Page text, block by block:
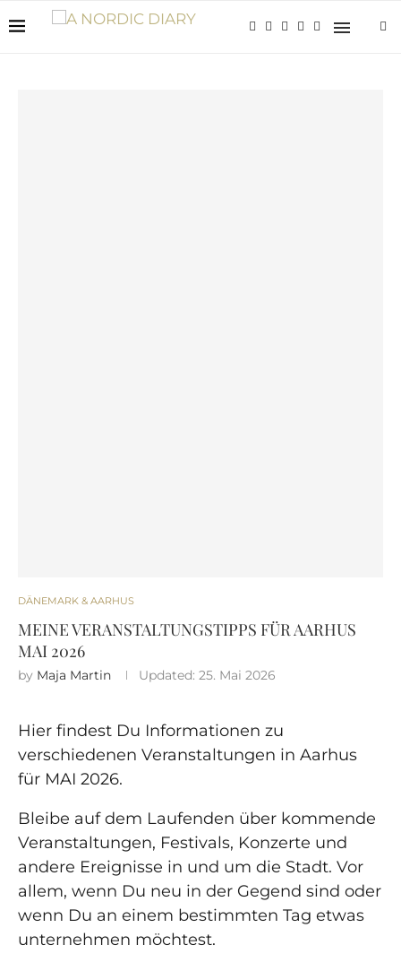
DÄNEMARK & AARHUS
MEINE VERANSTALTUNGSTIPPS FÜR AARHUS
MAI 2026
by Maja Martin Updated: 25. Mai 2026
Hier findest Du Informationen zu
verschiedenen Veranstaltungen in Aarhus
für MAI 2026.
Bleibe auf dem Laufenden über kommende
Veranstaltungen, Festivals, Konzerte und
andere Ereignisse in und um die Stadt. Vor
allem, wenn Du neu in der Gegend sind oder
wenn Du an einem bestimmten Tag etwas
unternehmen möchtest.